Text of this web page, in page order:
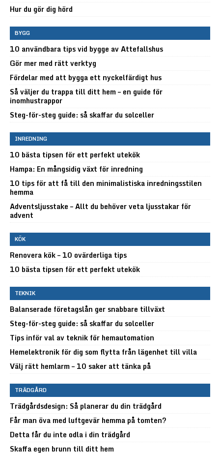
Hur du gör dig hörd
BYGG
10 användbara tips vid bygge av Attefallshus
Gör mer med rätt verktyg
Fördelar med att bygga ett nyckelfärdigt hus
Så väljer du trappa till ditt hem – en guide för
inomhustrappor
Steg-för-steg guide: så skaffar du solceller
INREDNING
10 bästa tipsen för ett perfekt utekök
Hampa: En mångsidig växt för inredning
10 tips för att få till den minimalistiska inredningsstilen
hemma
Adventsljusstake – Allt du behöver veta ljusstakar för
advent
KÖK
Renovera kök – 10 ovärderliga tips
10 bästa tipsen för ett perfekt utekök
TEKNIK
Balanserade företagslån ger snabbare tillväxt
Steg-för-steg guide: så skaffar du solceller
Tips inför val av teknik för hemautomation
Hemelektronik för dig som flytta från lägenhet till villa
Välj rätt hemlarm – 10 saker att tänka på
TRÄDGÅRD
Trädgårdsdesign: Så planerar du din trädgård
Får man öva med luftgevär hemma på tomten?
Detta får du inte odla i din trädgård
Skaffa egen brunn till ditt hem